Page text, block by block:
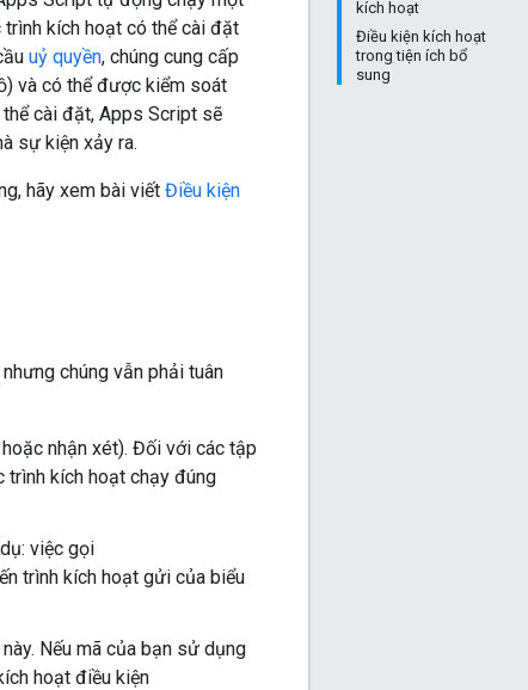
kích hoạt
Điều kiện kích hoạt
trong tiện ích bổ
sung
trình kích hoạt có thể cài đặt
uỷ quyền, chúng cung cấp
và có thể được kiểm soát
cài đặt, Apps Script sẽ
sự kiện xảy ra.
hãy xem bài viết Điều kiện
chúng vẫn phải tuân
nhận xét). Đối với các tập
trình kích hoạt chạy đúng
việc gọi
trình kích hoạt gửi của biểu
Nếu mã của bạn sử dụng
hoạt điều kiện